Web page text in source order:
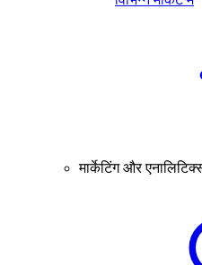
मार्केटिंग और